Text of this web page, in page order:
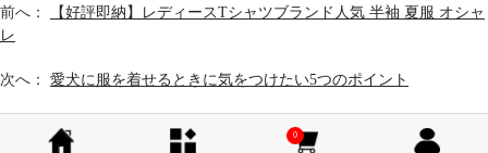
前へ：
【好評即納】レディースTシャツブランド人気 半袖 夏服 オシャ
レ
次へ： 愛犬に服を着せるときに気をつけたい5つのポイント
0